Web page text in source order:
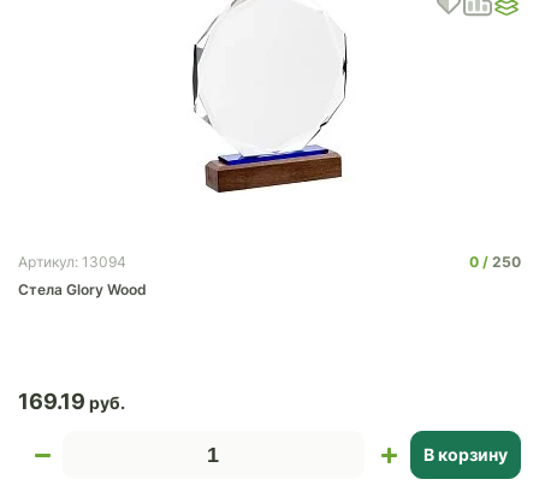
Артикул: 13094 0
250
Стела Glory Wood
169.19
В корзину